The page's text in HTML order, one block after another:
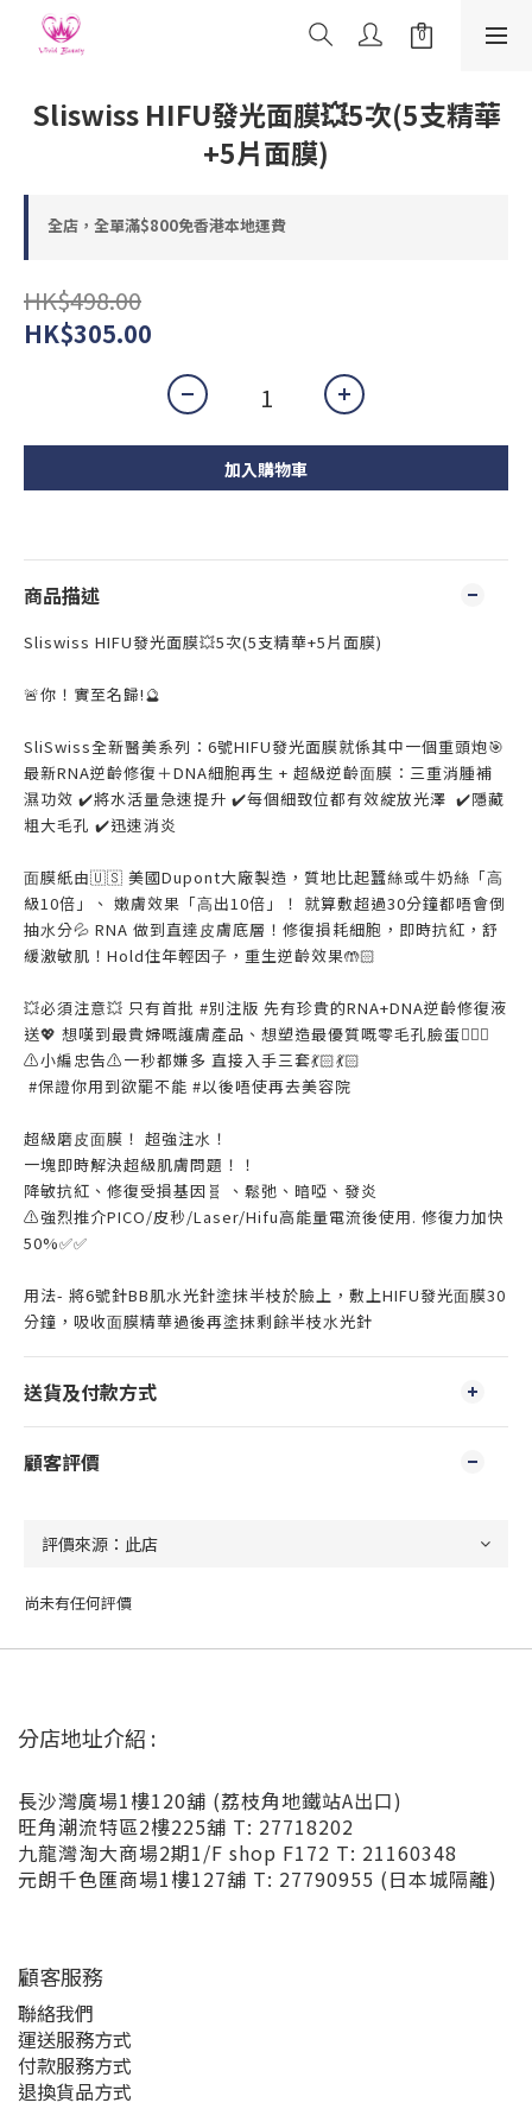
Sliswiss HIFU發光面膜💥5次(5支精華
+5片面膜)
全店，全單滿$800免香港本地運費
HK$498.00
HK$305.00
加入購物車
商品描述
Sliswiss HIFU發光面膜💥5次(5支精華+5片面膜)
🚨你！實至名歸!🔮
SliSwiss全新醫美系列：6號HIFU發光面膜就係其中一個重頭炮🎯
最新RNA逆齡修復＋DNA細胞再⽣ + 超級逆齡⾯膜：三重消腫補
濕功效 ✔️將水活量急速提升 ✔️每個細致位都有效綻放光澤 ✔️隱藏
粗大毛孔 ✔️迅速消炎
⾯膜紙由🇺🇸 美國Dupont⼤廠製造，質地比起蠶絲或⽜奶絲「⾼
級10倍」、 嫩膚效果「⾼出10倍」！ 就算敷超過30分鐘都唔會倒
抽⽔分💦 RNA 做到直達⽪膚底層！修復損耗細胞，即時抗紅，舒
緩激敏肌！Hold住年輕因⼦，重生逆齡效果🤲🏻
💥必須注意💥 只有首批 #別注版 先有珍貴的RNA+DNA逆齡修復液
送💖 想嘆到最貴婦嘅護膚產品、想塑造最優質嘅零毛孔臉蛋🧏🏻‍♀️
⚠️小編忠告⚠️一秒都嫌多 直接入手三套💃🏻💃🏻
#保證你用到欲罷不能 #以後唔使再去美容院
超級磨⽪⾯膜！ 超強注⽔！
⼀塊即時解決超級肌膚問題！！
降敏抗紅、修復受損基因🧬 、鬆弛、暗啞、發炎
⚠️強烈推介PICO/皮秒/Laser/Hifu高能量電流後使用. 修復力加快
50%✅✅
⽤法- 將6號針BB肌⽔光針塗抹半枝於臉上，敷上HIFU發光⾯膜30
分鐘，吸收⾯膜精華過後再塗抹剩餘半枝⽔光針
送貨及付款方式
顧客評價
尚未有任何評價
分店地址介紹 :
長沙灣廣場1樓120舖 (荔枝角地鐵站A出口)
旺角潮流特區2樓225舖 T: 27718202
九龍灣淘大商場2期1/F shop F172 T: 21160348
元朗千色匯商場1樓127舖 T: 27790955 (日本城隔離)
顧客服務
聯絡我們
運送服務方式
付款服務方式
退換貨品方式